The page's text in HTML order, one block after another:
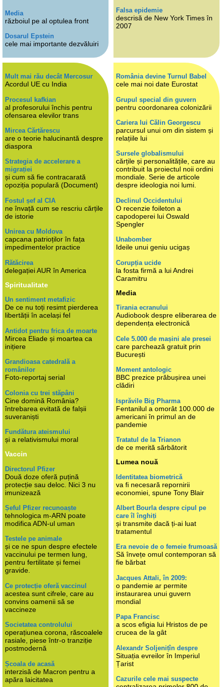
Media
războiul pe al optulea front
Dosarul Epstein
cele mai importante dezvăluiri
Falsa epidemie
descrisă de New York Times în
2007
Mult mai rău decât Mercosur
Acordul UE cu India
Procesul kafkian
al profesorului închis pentru
ofensarea elevilor trans
Mircea Cărtărescu
are o teorie halucinantă despre
diaspora
Strategia de accelerare a
migrației
și cum să fie contracarată
opoziția populară (Document)
Fostul șef al CIA
ne învață cum se rescriu cărțile
de istorie
Unirea cu Moldova
capcana patrioților în fața
impedimentelor practice
Rătăcirea
delegației AUR în America
Spiritualitate
Un sentiment metafizic
De ce nu toți resimt pierderea
libertății în același fel
Antidot pentru frica de moarte
Mircea Eliade și moartea ca
inițiere
Grandioasa catedrală a
românilor
Foto-reportaj serial
Colonia cu trei stăpâni
Cine domină România?
întrebarea evitată de falșii
suveraniști
Fundătura ateismului
și a relativismului moral
Vaccin
Directorul Pfizer
Două doze oferă puțină
protecție sau deloc. Nici 3 nu
imunizează
Șeful Pfizer recunoaște
tehnologica m-ARN poate
modifica ADN-ul uman
Testele pe animale
și ce ne spun despre efectele
vaccinului pe termen lung,
pentru fertilitate și femei
gravide.
Ce protecție oferă vaccinul
acestea sunt cifrele, care au
convins oamenii să se
vaccineze
Societatea controlului
operațiunea corona, răscoalele
rasiale, piese într-o tranziție
postmodernă
Școala de acasă
interzisă de Macron pentru a
apăra laicitatea
România devine Turnul Babel
cele mai noi date Eurostat
Grupul special din guvern
pentru coordonarea colonizării
Cariera lui Călin Georgescu
parcursul unui om din sistem și
relațiile lui
Sursele globalismului
cărțile și personalitățile, care au
contribuit la proiectul noii ordini
mondiale. Serie de articole
despre ideologia noi lumi.
Declinul Occidentului
O recenzie foileton a
capodoperei lui Oswald
Spengler
Unabomber
Ideile unui geniu ucigaș
Corupția ucide
la fosta firmă a lui Andrei
Caramitru
Media
Tirania ecranului
Audiobook despre eliberarea de
dependența electronică
Cele 5.000 de mașini ale presei
care parchează gratuit prin
București
Moment antologic
BBC prezice prăbușirea unei
clădiri
Isprăvile Big Pharma
Fentanilul a omorât 100.000 de
americani în primul an de
pandemie
Tratatul de la Trianon
de ce merită sărbătorit
Lumea nouă
Identitatea biometrică
va fi necesară repornirii
economiei, spune Tony Blair
Albert Bourla despre cipul pe
care îl înghiți
și transmite dacă ți-ai luat
tratamentul
Era nevoie de o femeie frumoasă
Să învețe omul contemporan să
fie bărbat
Jacques Attali, în 2009:
o pandemie ar permite
instaurarea unui guvern
mondial
Papa Francisc
a scos efigia lui Hristos de pe
crucea de la gât
Alexandr Soljenițîn despre
Situația evreilor în Imperiul
Țarist
Cazurile cele mai suspecte